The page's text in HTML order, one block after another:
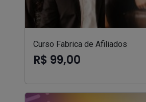
Curso Fabrica de Afiliados
R$ 99,00